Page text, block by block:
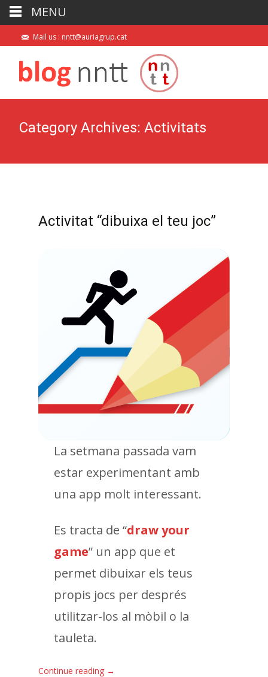
Mail us : nntt@auriagrup.cat
Category Archives: Activitats
Activitat “dibuixa el teu joc”
La setmana passada vam
estar experimentant amb
una app molt interessant.
Es tracta de “draw your
game” un app que et
permet dibuixar els teus
propis jocs per després
utilitzar-los al mòbil o la
tauleta.
Continue reading →
MENU